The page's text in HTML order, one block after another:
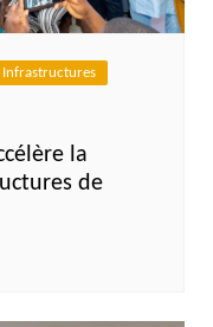
Infrastructures
la
de